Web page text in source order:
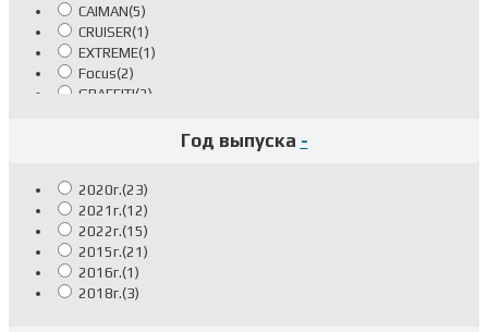
CAIMAN(5)
CRUISER(1)
EXTREME(1)
Focus(2)
GRAFFITI(2)
Pilot(4)
PRIME (3)
RACER(1)
SHIFT (1)
STRIKE(1)
TETRIS(1)
Год выпуска -
2020г.(23)
2021г.(12)
2022г.(15)
2015г.(21)
2016г.(1)
2018г.(3)